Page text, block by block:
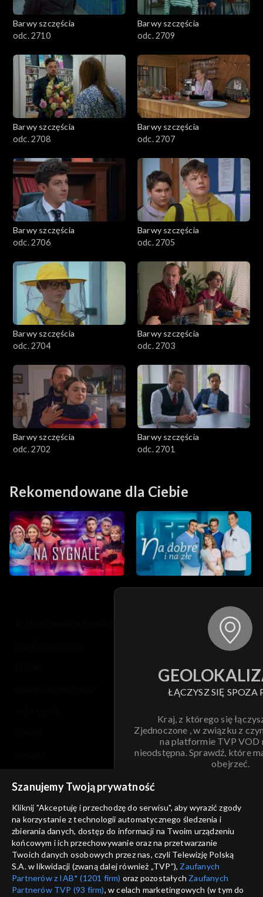
Barwy szczęścia
odc. 2710
Barwy szczęścia
odc. 2709
Barwy szczęścia
odc. 2708
Barwy szczęścia
odc. 2707
Barwy szczęścia
odc. 2706
Barwy szczęścia
odc. 2705
Barwy szczęścia
odc. 2704
Barwy szczęścia
odc. 2703
Barwy szczęścia
odc. 2702
Barwy szczęścia
odc. 2701
Rekomendowane dla Ciebie
ŁĄCZYSZ SIĘ SPOZA
Kraj, z którego się
Zjednoczone , w związku z
na platformie TVP VOD
nieodstępna. Sprawdź, które
obejrzeć.
ANULUJ
informacje o dostawcy usług
Szanujemy Twoją prywatność
Kliknij "Akceptuję i przechodzę do serwisu", aby wyrazić zgody
na korzystanie z technologii automatycznego śledzenia i
zbierania danych, dostęp do informacji na Twoim urządzeniu
końcowym i ich przechowywanie oraz na przetwarzanie
Twoich danych osobowych przez nas, czyli Telewizję Polską
S.A. w likwidacji (zwaną dalej również „TVP”), Zaufanych
Partnerów z IAB* (1201 firm) oraz pozostałych Zaufanych
Partnerów TVP (93 firm), w celach marketingowych (w tym do